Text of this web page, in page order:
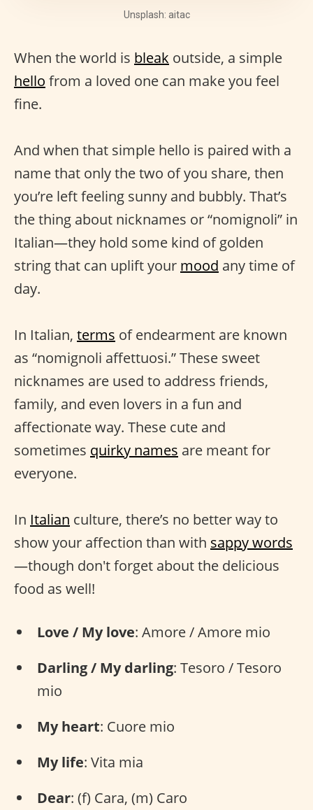
Unsplash: aitac
When the world is bleak outside, a simple
hello from a loved one can make you feel
fine.
And when that simple hello is paired with a
name that only the two of you share, then
you’re left feeling sunny and bubbly. That’s
the thing about nicknames or “nomignoli” in
Italian—they hold some kind of golden
string that can uplift your mood any time of
day.
In Italian, terms of endearment are known
as “nomignoli affettuosi.” These sweet
nicknames are used to address friends,
family, and even lovers in a fun and
affectionate way. These cute and
sometimes quirky names are meant for
everyone.
In Italian culture, there’s no better way to
show your affection than with sappy words
—though don't forget about the delicious
food as well!
Love / My love: Amore / Amore mio
Darling / My darling: Tesoro / Tesoro
mio
My heart: Cuore mio
My life: Vita mia
Dear: (f) Cara, (m) Caro